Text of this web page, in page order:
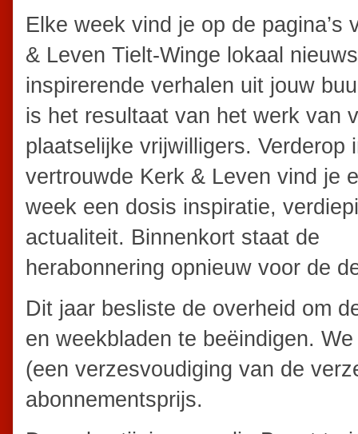
Elke week vind je op de pagina’s
& Leven Tielt-Winge lokaal
inspirerende verhalen uit jouw
is het resultaat van het werk van
plaatselijke vrijwilligers. Verderop
vertrouwde Kerk & Leven vind je
week een dosis inspiratie,
actualiteit. Binnenkort staat de
herabonnering opnieuw voor de
Dit jaar besliste de overheid om
en weekbladen te beëindigen.
(een verzesvoudiging van de
abonnementsprijs.